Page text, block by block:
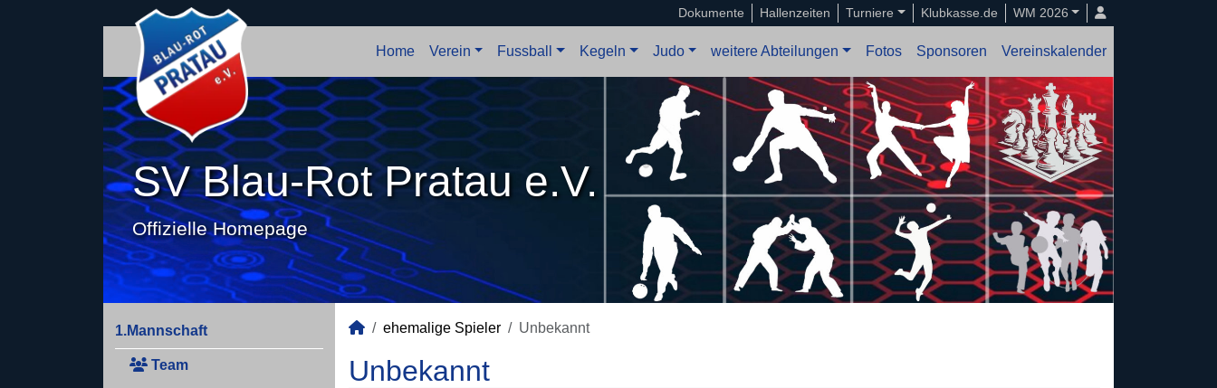
Dokumente Hallenzeiten Turniere Klubkasse.de WM 2026
Home Verein Fussball Kegeln Judo weitere Abteilungen Fotos Sponsoren Vereinskalender
SV Blau-Rot Pratau e.V.
Offizielle Homepage
1.Mannschaft
Team
ehemalige Spieler Unbekannt
Unbekannt